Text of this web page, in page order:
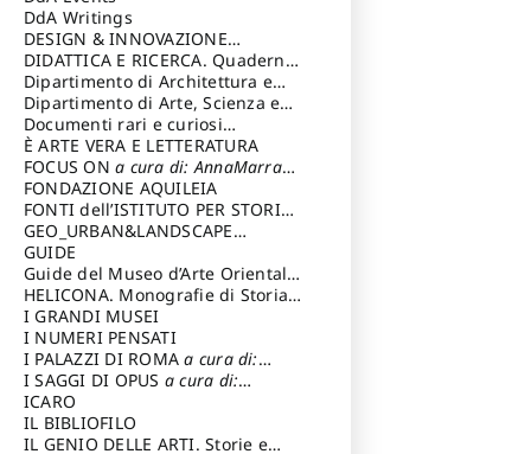
DdA Writings
DESIGN & INNOVAZIONE
TECNOLOGICAa cura di: Vallicelli
Andrea
DIDATTICA E RICERCA. Quaderni
della Scuola
Dipartimento di Architettura e
Analisi della Città Mediterranea
Dipartimento di Arte, Scienza e
Tecnica del Costuire
Documenti rari e curiosi
dall'Archivio Segreto
È ARTE VERA E LETTERATURA
FOCUS ONa cura di: AnnaMarra
Contemporanea
FONDAZIONE AQUILEIA
FONTI dell’ISTITUTO PER STORIA
DEL RISORGIMENTO
GEO_URBAN&LANDSCAPE
PLANNING (GULP)
Trusiani Elio
GUIDE
Guide del Museo d’Arte Orientale
“Giuseppe Tucci”
HELICONA. Monografie di Storia
dell'Artea cura di: Gallo Marco
I GRANDI MUSEI
I NUMERI PENSATI
I PALAZZI DI ROMAa cura di:
Ippoliti Alessandro
I SAGGI DI OPUS a cura di:
Scalesse Tommaso
ICARO
IL BIBLIOFILO
IL GENIO DELLE ARTI. Storie e